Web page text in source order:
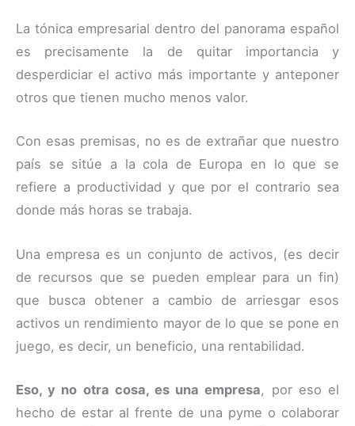
La tónica empresarial dentro del panorama español
es precisamente la de quitar importancia y
desperdiciar el activo más importante y anteponer
otros que tienen mucho menos valor.
Con esas premisas, no es de extrañar que nuestro
país se sitúe a la cola de Europa en lo que se
refiere a productividad y que por el contrario sea
donde más horas se trabaja.
Una empresa es un conjunto de activos, (es decir
de recursos que se pueden emplear para un fin)
que busca obtener a cambio de arriesgar esos
activos un rendimiento mayor de lo que se pone en
juego, es decir, un beneficio, una rentabilidad.
Eso, y no otra cosa, es una empresa, por eso el
hecho de estar al frente de una pyme o colaborar